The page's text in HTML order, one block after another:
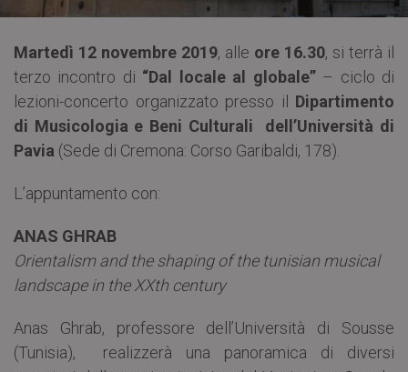
Martedì 12 novembre 2019, alle ore 16.30, si terrà il
terzo incontro di “Dal locale al globale”– ciclo di
lezioni-concerto organizzato presso il Dipartimento
di Musicologia e Beni Culturali dell’Università di
Pavia (Sede di Cremona: Corso Garibaldi, 178).
L’appuntamento con:
ANAS GHRAB
Orientalism and the shaping of the tunisian musical
landscape in the XXth century
Anas Ghrab, professore dell’Università di Sousse
(Tunisia), realizzerà una panoramica di diversi